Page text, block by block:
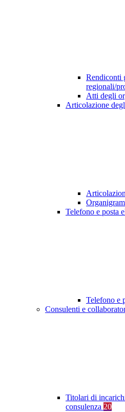
Rendiconti
regionali/
Atti degli
Articolazione
Telefono e posta
Telefono e
Consulenti e
Titolari di
consulenza 20